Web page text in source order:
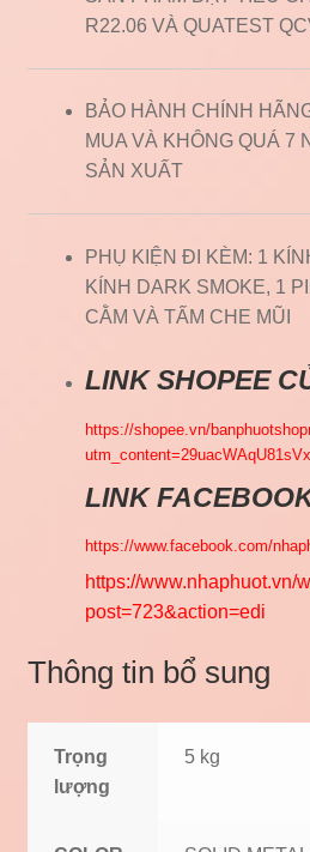
R22.06 VÀ QUATEST
BẢO HÀNH CHÍNH
MUA VÀ KHÔNG QUÁ 7
SẢN XUẤT
PHỤ KIỆN ĐI KÈM: 1
KÍNH DARK SMOKE, 1
CẰM VÀ TẤM CHE MŨI
LINK SHOPEE
https://shopee.vn/
LINK
https://www.facebook.com/
https://www.nhaphuot.vn/
post=723&action=edi
Thông tin bổ sung
Trọng
lượng
5 kg